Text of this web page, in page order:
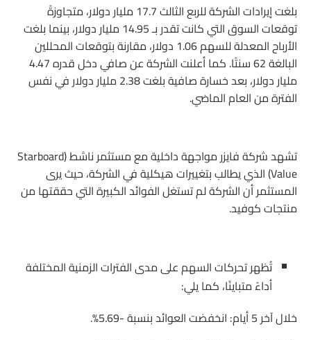
بلغت إيرادات الشركة للربع الثالث 17.7 مليار دولار، متجاوزةً
توقعات السوق التي كانت تقدر بـ 14.95 مليار دولار، بينما بلغت
الأرباح المعدلة للسهم 1.06 دولار، مقارنة بتوقعات المحللين
البالغة 62 سنتًا. كما أعلنت الشركة عن صافي دخل قدره 4.47
مليار دولار، بعد خسارة صافية بلغت 2.38 مليار دولار في نفس
الفترة من العام الماضي.
تشهد شركة فايزر مواجهة داخلية مع مستثمر ناشط (Starboard
Value) الذي يطالب بتغييرات هيكلية في الشركة، حيث يرى
المستثمر أن الشركة لم تستغل الفوائد الكبيرة التي حققتها من
منتجات كوفيد.
تُظهر تحركات السهم على مدى الفترات الزمنية المختلفة
أداءً متباينًا، كما يلي:
خلال آخر 5 أيام: انخفضت العوائد بنسبة -5.69%.